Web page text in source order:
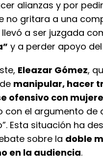
alianzas y por
no gritara a una
a ser juzgada
y a perder apoyo
Eleazar Gómez,
manipular, hacer
ofensivo con
con el argumento de
Esta situación ha
sobre la doble
en la audiencia.